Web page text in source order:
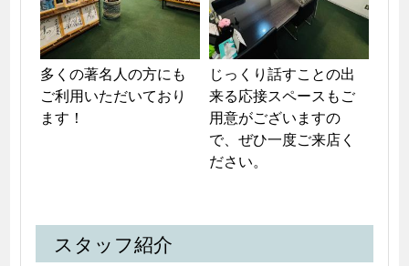
多くの著名人の方にも
ご利用いただいており
ます！
じっくり話すことの出
来る応接スペースもご
用意がございますの
で、ぜひ一度ご来店く
ださい。
スタッフ紹介